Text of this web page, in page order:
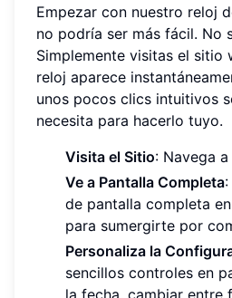
Empezar con nuestro reloj
no podría ser más fácil. No
Simplemente visitas el sitio
reloj aparece
unos pocos clics intuitivos
necesita para hacerlo tuyo.
Visita el Sitio: Navega a
Ve a Pantalla Completa
de pantalla completa
para sumergirte por
Personaliza la
sencillos controles en
la fecha, cambiar entre